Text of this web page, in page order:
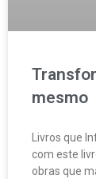
mesmo
Livros que
com este
obras que